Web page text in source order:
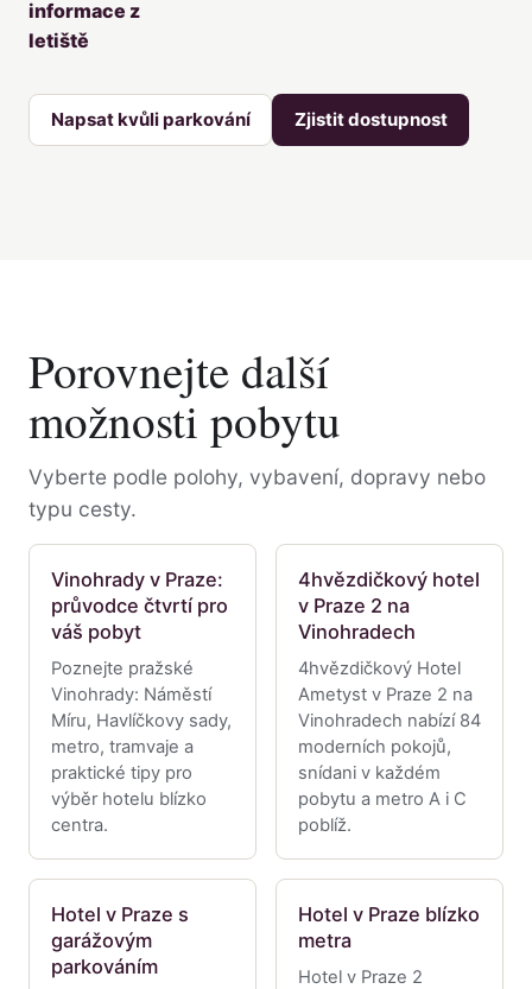
informace z
letiště
Napsat kvůli parkování Zjistit dostupnost
Porovnejte další
možnosti pobytu
Vyberte podle polohy, vybavení, dopravy nebo
typu cesty.
Vinohrady v Praze:
průvodce čtvrtí pro
váš pobyt
Poznejte pražské
Vinohrady: Náměstí
Míru, Havlíčkovy sady,
metro, tramvaje a
praktické tipy pro
výběr hotelu blízko
centra.
4hvězdičkový hotel
v Praze 2 na
Vinohradech
4hvězdičkový Hotel
Ametyst v Praze 2 na
Vinohradech nabízí 84
moderních pokojů,
snídani v každém
pobytu a metro A i C
poblíž.
Hotel v Praze s
garážovým
parkováním
Hotel v Praze blízko
metra
Hotel v Praze 2